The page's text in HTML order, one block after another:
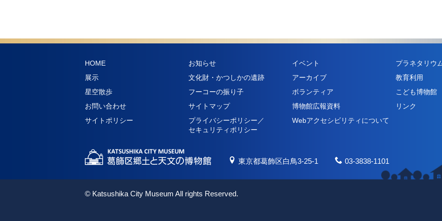
HOME お知らせ イベント
プラネタリウ
展示
文化財・かつしかの遺跡 アーカイブ
教育利用
星空散歩
フーコーの振り子 ボランティア
こども博物館
お問い合わせ
サイトマップ 博物館広報資料
リンク
サイトポリシー
プライバシーポリシー／
セキュリティポリシー
Webアクセシビリティについて
東京都葛飾区白鳥3-25-1 03-3838-1101
© Katsushika City Museum All rights Reserved.